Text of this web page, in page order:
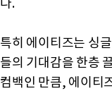
다.
특히 에이티즈는 싱
들의 기대감을 한층
컴백인 만큼, 에이티